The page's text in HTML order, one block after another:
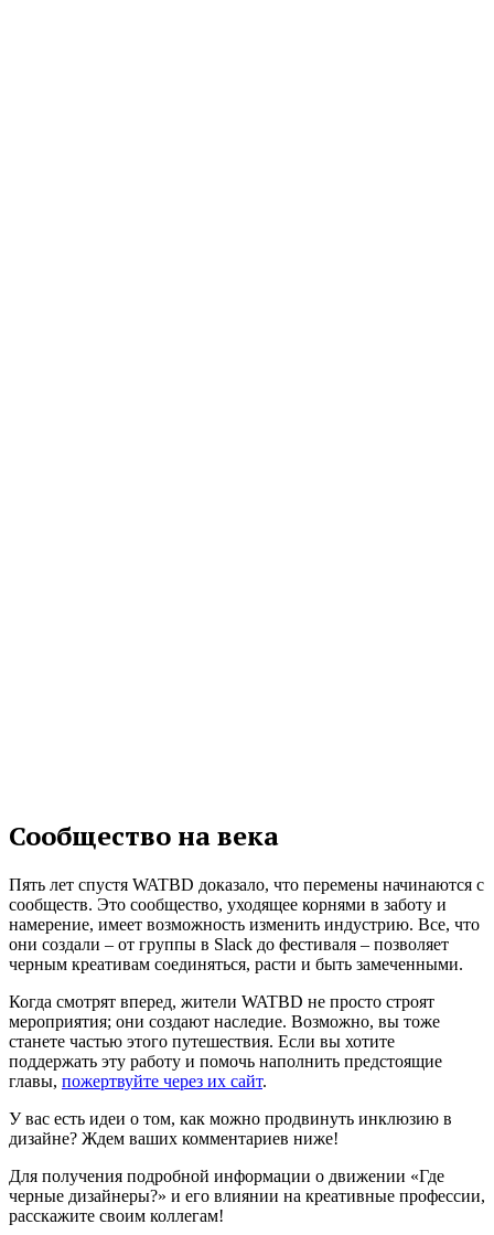
Сообщество на века
Пять лет спустя WATBD доказало, что перемены начинаются с
сообществ. Это сообщество, уходящее корнями в заботу и
намерение, имеет возможность изменить индустрию. Все, что
они создали – от группы в Slack до фестиваля – позволяет
черным креативам соединяться, расти и быть замеченными.
Когда смотрят вперед, жители WATBD не просто строят
мероприятия; они создают наследие. Возможно, вы тоже
станете частью этого путешествия. Если вы хотите
поддержать эту работу и помочь наполнить предстоящие
главы, пожертвуйте через их сайт.
У вас есть идеи о том, как можно продвинуть инклюзию в
дизайне? Ждем ваших комментариев ниже!
Для получения подробной информации о движении «Где
черные дизайнеры?» и его влиянии на креативные профессии,
расскажите своим коллегам!